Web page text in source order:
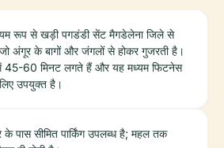
रूप से खड़ी पगडंडी सेंट मैगडेलेना जिले से
अंगूर के बागों और जंगलों से होकर गुजरती है।
45-60 मिनट लगते हैं और यह मध्यम फिटनेस
उपयुक्त है।
पास सीमित पार्किंग उपलब्ध है; महल तक